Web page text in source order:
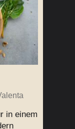
in einem